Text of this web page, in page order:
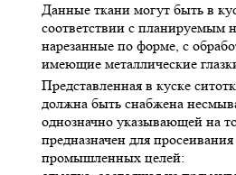
Данные ткани могут быть в
соответствии с планируемым
нарезанные по форме, с
имеющие металлические
Представленная в куске
должна быть снабжена
однозначно указывающей на
предназначен для
промышленных целей: